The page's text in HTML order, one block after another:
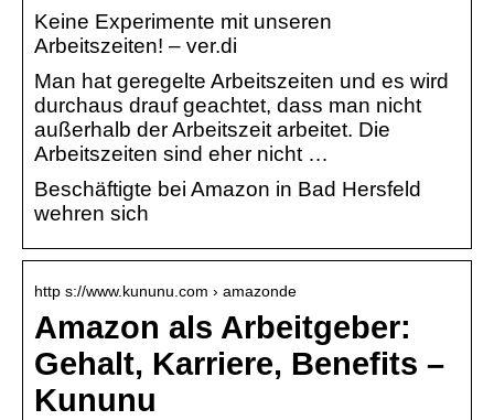
Keine Experimente mit unseren
Arbeitszeiten! – ver.di
Man hat geregelte Arbeitszeiten und es wird
durchaus drauf geachtet, dass man nicht
außerhalb der Arbeitszeit arbeitet. Die
Arbeitszeiten sind eher nicht …
Beschäftigte bei Amazon in Bad Hersfeld
wehren sich
http s://www.kununu.com › amazonde
Amazon als Arbeitgeber:
Gehalt, Karriere, Benefits –
Kununu